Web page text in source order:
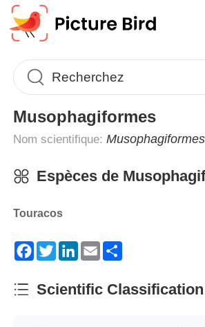
Musophagiformes
Nom scientifique:Musophagiformes
Espèces de
Touracos
Facebook
Twitter LinkedInEmail
Scientific Classification